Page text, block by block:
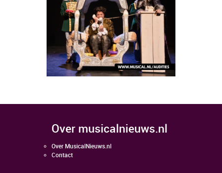
over musicalnieuws.nl
Over MusicalNieuws.nl
Contact